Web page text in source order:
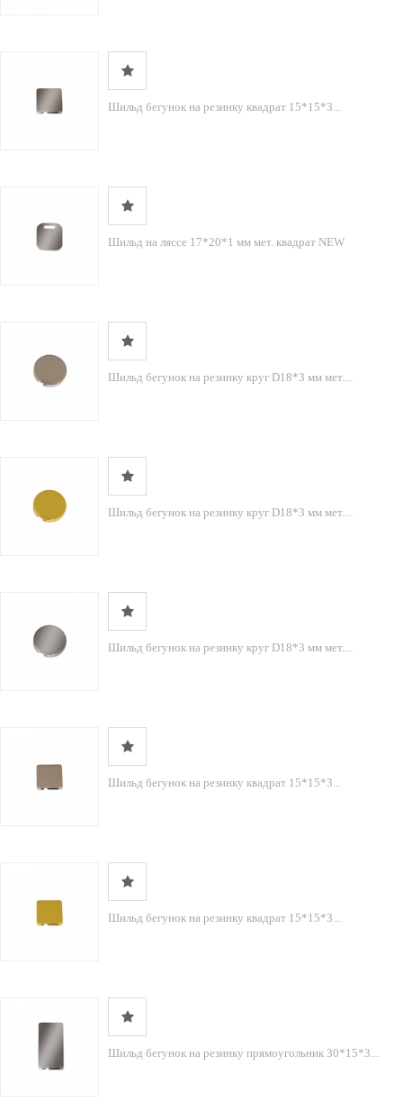
Шильд бегунок на резинку квадрат 15*15*3...
Шильд на ляссе 17*20*1 мм мет. квадрат NEW
Шильд бегунок на резинку круг D18*3 мм мет....
Шильд бегунок на резинку круг D18*3 мм мет....
Шильд бегунок на резинку круг D18*3 мм мет....
Шильд бегунок на резинку квадрат 15*15*3...
Шильд бегунок на резинку квадрат 15*15*3...
Шильд бегунок на резинку прямоугольник 30*15*3...